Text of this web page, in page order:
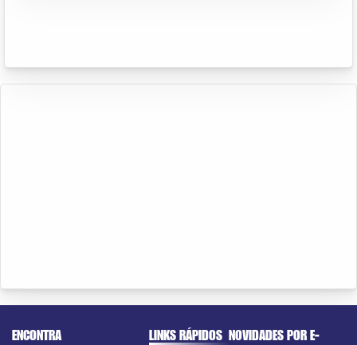
ENCONTRA
LINKS RÁPIDOS NOVIDADES POR E-